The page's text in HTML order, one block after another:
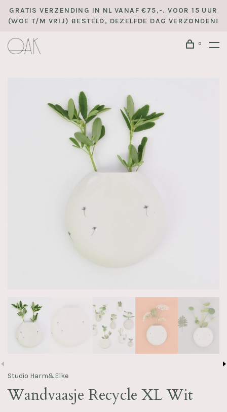
GRATIS VERZENDING IN NL VANAF €75,-. VOOR 15 UUR
(WOE T/M VRIJ) BESTELD, DEZELFDE DAG VERZONDEN!
0
Studio Harm&Elke
Wandvaasje Recycle XL Wit